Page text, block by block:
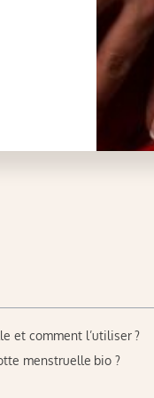
et comment l’utiliser ?
menstruelle bio ?